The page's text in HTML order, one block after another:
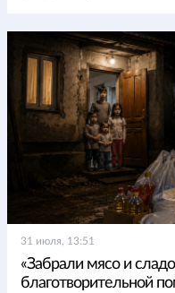
31 июля, 13:51
«Забрали мясо и
благотворительной